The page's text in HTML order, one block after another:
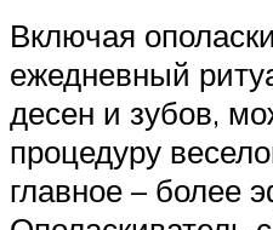
Включая
ежедневный
десен и зубов,
процедуру
главное – более